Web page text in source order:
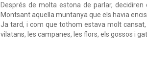
Després de molta estona de parlar,
Montsant aquella muntanya que els havia
Ja tard, i com que tothom estava molt
vilatans, les campanes, les flors, els gossos i